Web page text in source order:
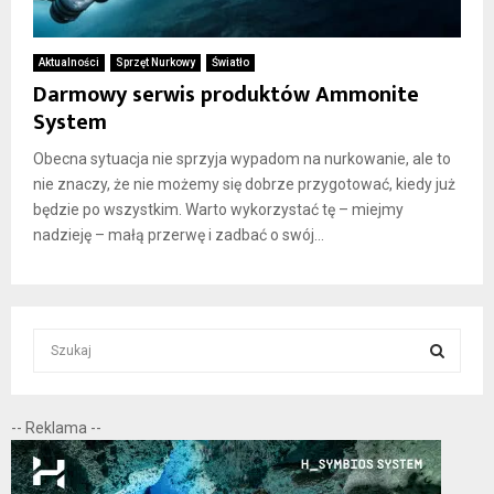
Aktualności Sprzęt Nurkowy Światło
Darmowy serwis produktów Ammonite
System
Obecna sytuacja nie sprzyja wypadom na nurkowanie, ale to
nie znaczy, że nie możemy się dobrze przygotować, kiedy już
będzie po wszystkim. Warto wykorzystać tę – miejmy
nadzieję – małą przerwę i zadbać o swój...
c
h
f
E
A
-- Reklama --